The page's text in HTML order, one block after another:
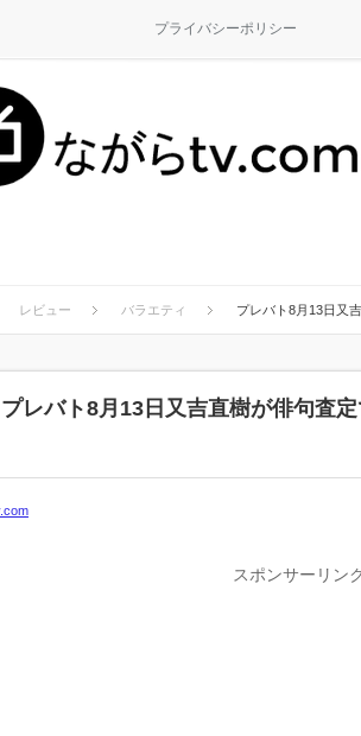
プライバシーポリシー
レビュー バラエティ プレバト8月13日又
プレバト8月13日又吉直樹が俳句査
スポンサーリン